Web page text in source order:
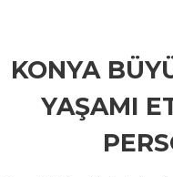
KONYA
YAŞAMI